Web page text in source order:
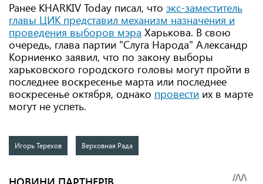
Ранее KHARKIV Today писал, что экс-заместитель
главы ЦИК представил механизм назначения и
проведения выборов мэра Харькова. В свою
очередь, глава партии "Слуга Народа" Александр
Корниенко заявил, что по закону выборы
харьковского городского головы могут пройти в
последнее воскресенье марта или последнее
воскресенье октября, однако провести их в марте
могут не успеть.
Игорь Терехов Верховная Рада